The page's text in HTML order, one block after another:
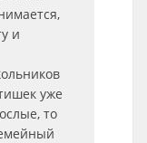
и
уже
то